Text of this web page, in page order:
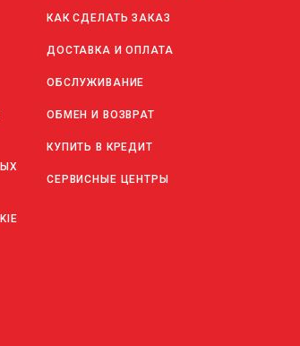
КАК СДЕЛАТЬ ЗАКАЗ
ДОСТАВКА И ОПЛАТА
ОБСЛУЖИВАНИЕ
ОБМЕН И ВОЗВРАТ
КУПИТЬ В КРЕДИТ
СЕРВИСНЫЕ ЦЕНТРЫ